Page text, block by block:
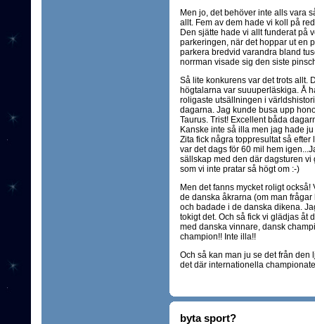
Men jo, det behöver inte alls vara
allt. Fem av dem hade vi koll på
Den sjätte hade vi allt funderat på
parkeringen, när det hoppar ut en
parkera bredvid varandra bland
norrman visade sig den siste
Så lite konkurens var det trots allt.
högtalarna var suuuperläskiga. Å
roligaste utsällningen i
dagarna. Jag kunde busa upp
Taurus. Trist! Excellent båda
Kanske inte så illa men jag hade
Zita fick några toppresultat så
var det dags för 60 mil hem
sällskap med den där dagsturen
som vi inte pratar så högt om :-)
Men det fanns mycket roligt
de danska åkrarna (om man
och badade i de danska dikena.
tokigt det. Och så fick vi glädjas åt
med danska vinnare, dansk
champion!! Inte illa!!
Och så kan man ju se det från den
det där internationella
byta sport?